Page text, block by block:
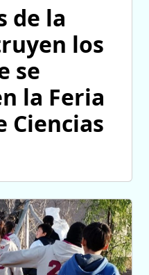
de la
los
se
la Feria
Ciencias